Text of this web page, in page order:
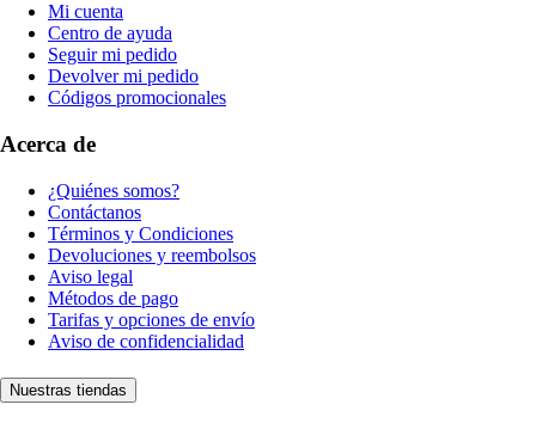
Mi cuenta
Centro de ayuda
Seguir mi pedido
Devolver mi pedido
Códigos promocionales
Acerca de
¿Quiénes somos?
Contáctanos
Términos y Condiciones
Devoluciones y reembolsos
Aviso legal
Métodos de pago
Tarifas y opciones de envío
Aviso de confidencialidad
Nuestras tiendas